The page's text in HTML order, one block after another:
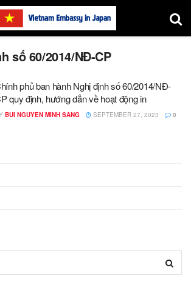
số 60/2014/NĐ-CP
phủ ban hành Nghị định số 60/2014/NĐ-
quy định, hướng dẫn về hoạt động in
BUI NGUYEN MINH SANG SEPTEMBER 27, 2023 0